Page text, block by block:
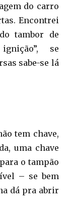
do carro
Encontrei
tambor de
se
sabe-se lá
tem chave,
uma chave
o tampão
– se bem
dá pra abrir